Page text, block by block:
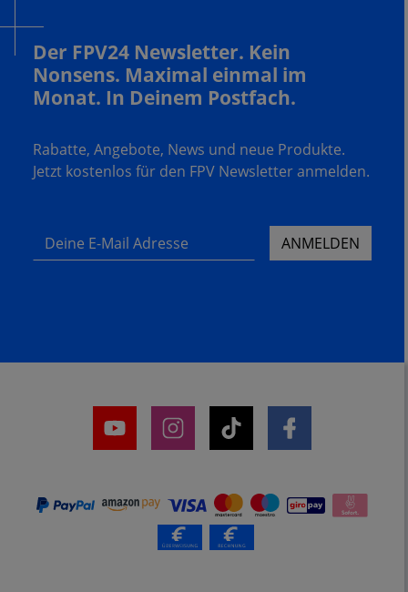
Der FPV24 Newsletter. Kein
Nonsens. Maximal einmal im
Monat. In Deinem Postfach.
Rabatte, Angebote, News und neue Produkte.
Jetzt kostenlos für den FPV Newsletter anmelden.
Deine E-Mail Adresse ANMELDEN